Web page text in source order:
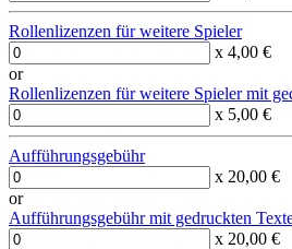
Rollenlizenzen für weitere Spieler
x 4,00 €
or
Rollenlizenzen für weitere Spieler mit
x 5,00 €
Aufführungsgebühr
x 20,00 €
or
Aufführungsgebühr mit gedruckten
x 20,00 €